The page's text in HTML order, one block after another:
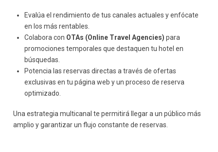
Evalúa el rendimiento de tus canales actuales y enfócate
en los más rentables.
Colabora con OTAs (Online Travel Agencies) para
promociones temporales que destaquen tu hotel en
búsquedas.
Potencia las reservas directas a través de ofertas
exclusivas en tu página web y un proceso de reserva
optimizado.
Una estrategia multicanal te permitirá llegar a un público más
amplio y garantizar un flujo constante de reservas.